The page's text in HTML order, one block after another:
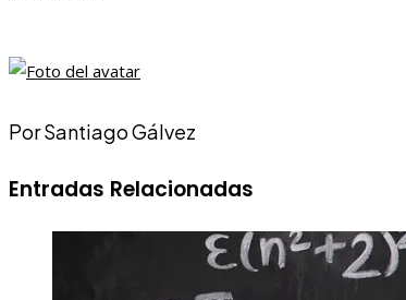
Por Santiago Gálvez
Entradas Relacionadas